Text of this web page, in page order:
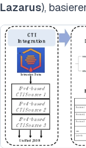
Lazarus),